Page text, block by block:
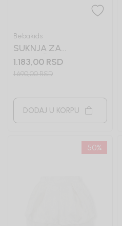
Bebakids
SUKNJA ZA
DEVOJČICE MILA
1.183,00 RSD
1.690,00RSD
DODAJ U KORPU
50%